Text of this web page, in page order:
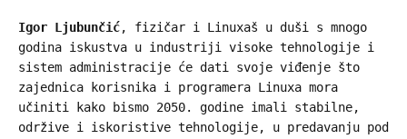
Igor Ljubunčić, fizičar i Linuxaš u duši s mnogo
godina iskustva u industriji visoke tehnologije i
sistem administracije će dati svoje viđenje što
zajednica korisnika i programera Linuxa mora
učiniti kako bismo 2050. godine imali stabilne,
održive i iskoristive tehnologije, u predavanju pod